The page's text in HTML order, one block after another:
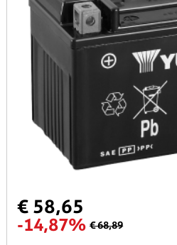
€ 58,65
-14,87% € 68,89